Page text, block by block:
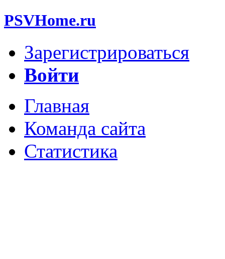
PSVHome.ru
Зарегистрироваться
Войти
Главная
Команда сайта
Статистика